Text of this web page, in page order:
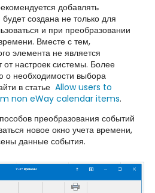
добавлять
создана не только для
и при преобразовании
Вместе с тем,
элемента не является
от настроек системы. Более
необходимости выбора
в статье Allow users to
non eWay calendar items.
преобразования событий
новое окно учета времени,
данные события.